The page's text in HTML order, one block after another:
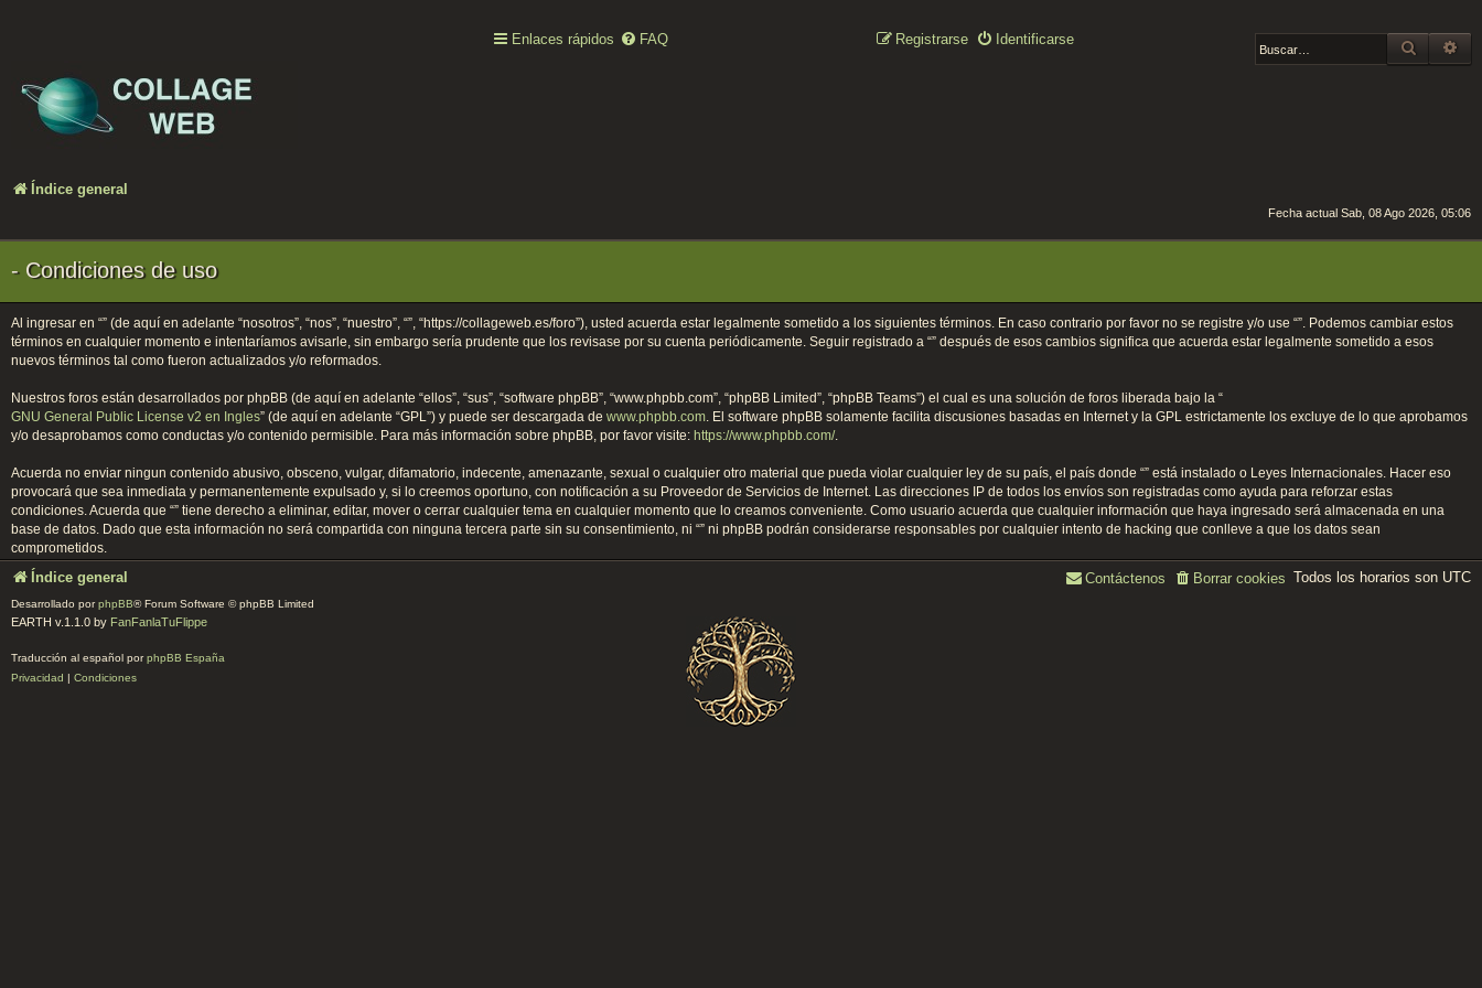
Enlaces rápidos FAQ Identificarse
Registrarse BUSCAR
Índice general
Fecha actual Sab, 08 Ago 2026, 05:06
- Condiciones de uso
Al ingresar en “” (de aquí en adelante “nosotros”, “nos”, “nuestro”, “”, “https://collageweb.es/foro”), usted acuerda estar legalmente sometido a los siguientes términos. En caso contrario por favor no se registre y/o use “”. Podemos cambiar estos
términos en cualquier momento e intentaríamos avisarle, sin embargo sería prudente que los revisase por su cuenta periódicamente. Seguir registrado a “” después de esos cambios significa que acuerda estar legalmente sometido a esos
nuevos términos tal como fueron actualizados y/o reformados.
Nuestros foros están desarrollados por phpBB (de aquí en adelante “ellos”, “sus”, “software phpBB”, “www.phpbb.com”, “phpBB Limited”, “phpBB Teams”) el cual es una solución de foros liberada bajo la “
GNU General Public License v2 en Ingles” (de aquí en adelante “GPL”) y puede ser descargada de www.phpbb.com. El software phpBB solamente facilita discusiones basadas en Internet y la GPL estrictamente los excluye de lo que aprobamos
y/o desaprobamos como conductas y/o contenido permisible. Para más información sobre phpBB, por favor visite: https://www.phpbb.com/.
Acuerda no enviar ningun contenido abusivo, obsceno, vulgar, difamatorio, indecente, amenazante, sexual o cualquier otro material que pueda violar cualquier ley de su país, el país donde “” está instalado o Leyes Internacionales. Hacer eso
provocará que sea inmediata y permanentemente expulsado y, si lo creemos oportuno, con notificación a su Proveedor de Servicios de Internet. Las direcciones IP de todos los envíos son registradas como ayuda para reforzar estas
condiciones. Acuerda que “” tiene derecho a eliminar, editar, mover o cerrar cualquier tema en cualquier momento que lo creamos conveniente. Como usuario acuerda que cualquier información que haya ingresado será almacenada en una
base de datos. Dado que esta información no será compartida con ninguna tercera parte sin su consentimiento, ni “” ni phpBB podrán considerarse responsables por cualquier intento de hacking que conlleve a que los datos sean
comprometidos.
Índice general Todos los horarios son UTC
Borrar cookies
Contáctenos
Desarrollado porphpBB® Forum Software © phpBB Limited
EARTH v.1.1.0 by FanFanlaTuFlippe
Traducción al español porphpBB España
Privacidad | Condiciones